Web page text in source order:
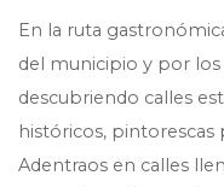
En la ruta
del municipio y por
descubriendo calles
históricos, pintorescas
Adentraos en calles